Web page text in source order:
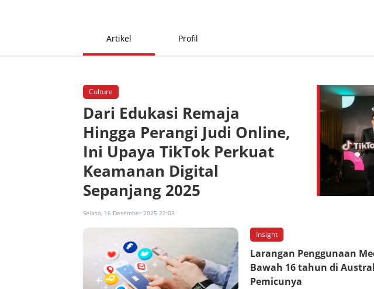
Artikel Profil
Culture
Dari Edukasi Remaja
Hingga Perangi Judi Online,
Ini Upaya TikTok Perkuat
Keamanan Digital
Sepanjang 2025
Selasa, 16 Desember 2025 22:03
Insight
Larangan Penggunaan
Bawah 16 tahun di
Pemicunya